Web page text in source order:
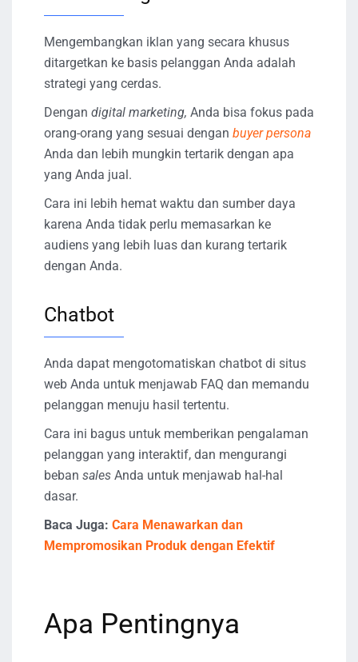
Mengembangkan iklan yang secara khusus
ditargetkan ke basis pelanggan Anda adalah
strategi yang cerdas.
Dengan digital marketing, Anda bisa fokus pada
orang-orang yang sesuai dengan buyer persona
Anda dan lebih mungkin tertarik dengan apa
yang Anda jual.
Cara ini lebih hemat waktu dan sumber daya
karena Anda tidak perlu memasarkan ke
audiens yang lebih luas dan kurang tertarik
dengan Anda.
Chatbot
Anda dapat mengotomatiskan chatbot di situs
web Anda untuk menjawab FAQ dan memandu
pelanggan menuju hasil tertentu.
Cara ini bagus untuk memberikan pengalaman
pelanggan yang interaktif, dan mengurangi
beban sales Anda untuk menjawab hal-hal
dasar.
Baca Juga: Cara Menawarkan dan
Mempromosikan Produk dengan Efektif
Apa Pentingnya